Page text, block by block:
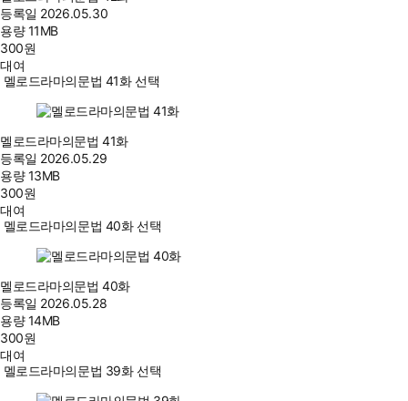
등록일 2026.05.30
용량11MB
300원
대여
멜로드라마의문법 41화 선택
멜로드라마의문법 41화
등록일 2026.05.29
용량13MB
300원
대여
멜로드라마의문법 40화 선택
멜로드라마의문법 40화
등록일 2026.05.28
용량14MB
300원
대여
멜로드라마의문법 39화 선택